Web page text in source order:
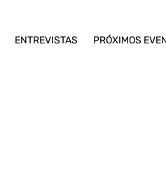
ENTREVISTAS PRÓXIMOS